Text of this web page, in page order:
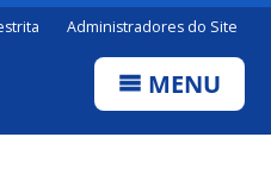
Administradores do Site
MENU